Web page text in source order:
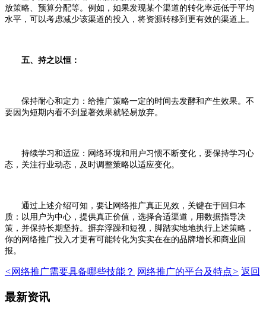
放策略、预算分配等。例如，如果发现某个渠道的转化率远低于平均
水平，可以考虑减少该渠道的投入，将资源转移到更有效的渠道上。
五、持之以恒：
保持耐心和定力：给推广策略一定的时间去发酵和产生效果。不
要因为短期内看不到显著效果就轻易放弃。
持续学习和适应：网络环境和用户习惯不断变化，要保持学习心
态，关注行业动态，及时调整策略以适应变化。
通过上述介绍可知，要让网络推广真正见效，关键在于回归本
质：以用户为中心，提供真正价值，选择合适渠道，用数据指导决
策，并保持长期坚持。摒弃浮躁和短视，脚踏实地地执行上述策略，
你的网络推广投入才更有可能转化为实实在在的品牌增长和商业回
报。
<网络推广需要具备哪些技能？ 网络推广的平台及特点> 返回
最新资讯